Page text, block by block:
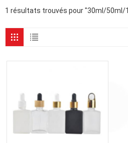
1 résultats trouvés pour "30ml/50ml/